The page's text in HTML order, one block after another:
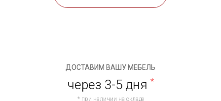
ДОСТАВИМ ВАШУ МЕБЕЛЬ
через 3-5 дня *
* при наличии на складе